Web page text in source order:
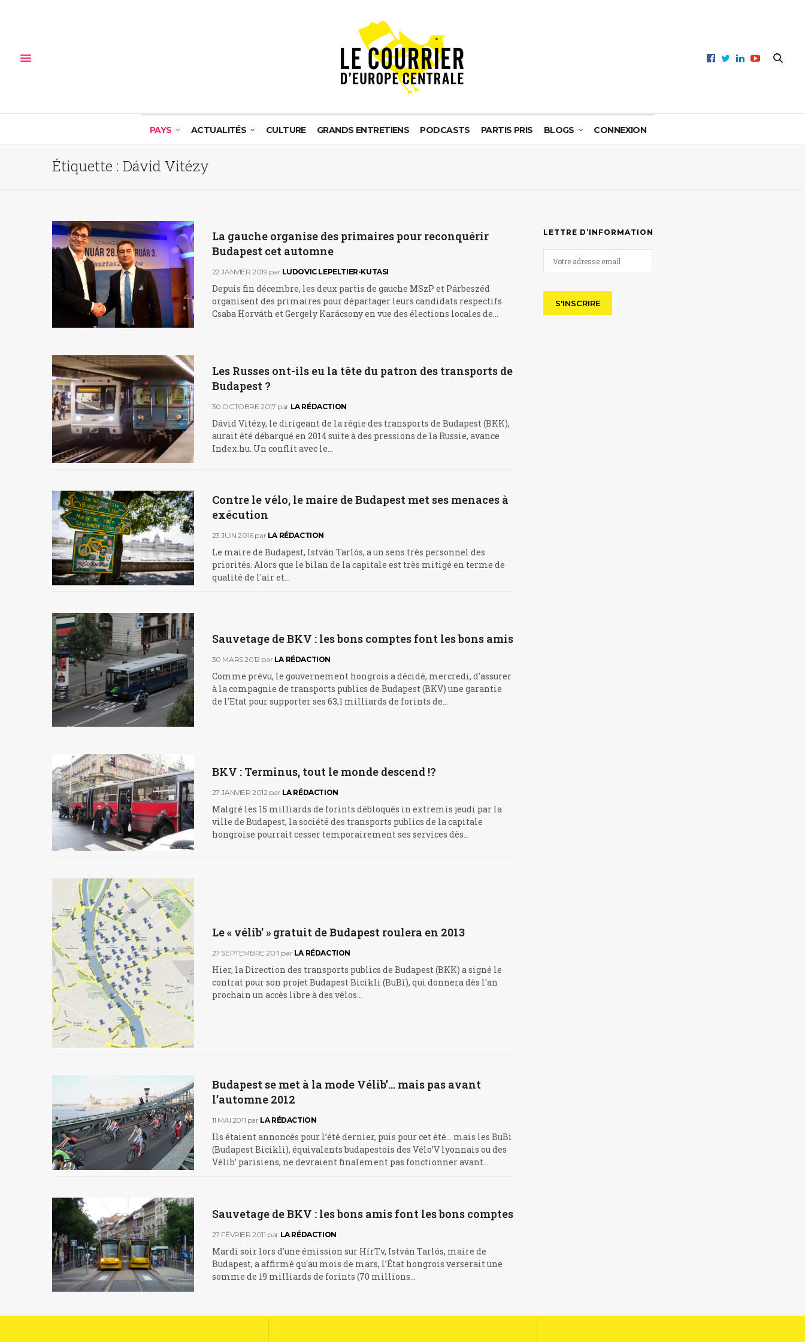
PAYS ACTUALITÉS CULTURE GRANDS ENTRETIENS PODCASTS PARTIS PRIS BLOGS CONNEXION
Étiquette : Dávid Vitézy
La gauche organise des primaires pour reconquérir
Budapest cet automne
22 JANVIER 2019 par LUDOVIC LEPELTIER-KUTASI
Depuis fin décembre, les deux partis de gauche MSzP et Párbeszéd
organisent des primaires pour départager leurs candidats respectifs
Csaba Horváth et Gergely Karácsony en vue des élections locales de…
Les Russes ont-ils eu la tête du patron des transports de
Budapest ?
30 OCTOBRE 2017 par LA RÉDACTION
Dávid Vitézy, le dirigeant de la régie des transports de Budapest (BKK),
aurait été débarqué en 2014 suite à des pressions de la Russie, avance
Index.hu. Un conflit avec le…
Contre le vélo, le maire de Budapest met ses menaces à
exécution
23 JUIN 2016 par LA RÉDACTION
Le maire de Budapest, István Tarlós, a un sens très personnel des
priorités. Alors que le bilan de la capitale est très mitigé en terme de
qualité de l'air et…
Sauvetage de BKV : les bons comptes font les bons amis
30 MARS 2012 par LA RÉDACTION
Comme prévu, le gouvernement hongrois a décidé, mercredi, d'assurer
à la compagnie de transports publics de Budapest (BKV) une garantie
de l'Etat pour supporter ses 63,1 milliards de forints de…
BKV : Terminus, tout le monde descend !?
27 JANVIER 2012 par LA RÉDACTION
Malgré les 15 milliards de forints débloqués in extremis jeudi par la
ville de Budapest, la société des transports publics de la capitale
hongroise pourrait cesser temporairement ses services dès…
Le « vélib' » gratuit de Budapest roulera en 2013
27 SEPTEMBRE 2011 par LA RÉDACTION
Hier, la Direction des transports publics de Budapest (BKK) a signé le
contrat pour son projet Budapest Bicikli (BuBi), qui donnera dès l'an
prochain un accès libre à des vélos…
Budapest se met à la mode Vélib’… mais pas avant
l’automne 2012
11 MAI 2011 par LA RÉDACTION
Ils étaient annoncés pour l’été dernier, puis pour cet été... mais les BuBi
(Budapest Bicikli), équivalents budapestois des Vélo’V lyonnais ou des
Vélib’ parisiens, ne devraient finalement pas fonctionner avant…
Sauvetage de BKV : les bons amis font les bons comptes
27 FÉVRIER 2011 par LA RÉDACTION
Mardi soir lors d'une émission sur HírTv, István Tarlós, maire de
Budapest, a affirmé qu'au mois de mars, l’État hongrois verserait une
somme de 19 milliards de forints (70 millions…
LETTRE D’INFORMATION